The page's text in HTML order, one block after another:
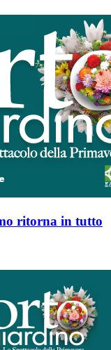
ritorna in tutto